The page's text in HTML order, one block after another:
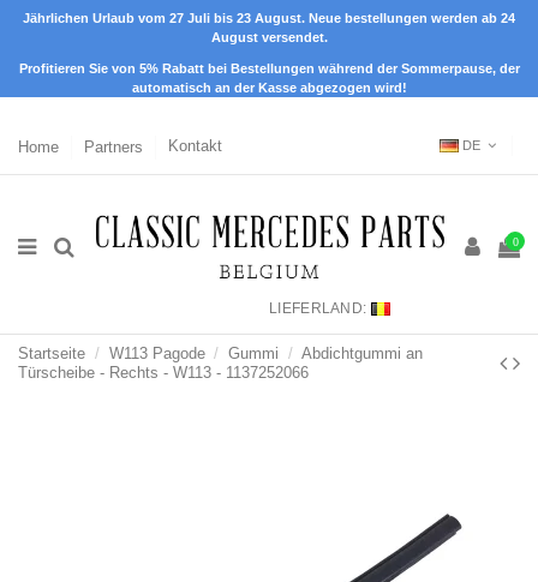
Jährlichen Urlaub vom 27 Juli bis 23 August. Neue bestellungen werden ab 24
August versendet.
Profitieren Sie von 5% Rabatt bei Bestellungen während der Sommerpause, der
automatisch an der Kasse abgezogen wird!
Home Partners Kontakt DE
0
LIEFERLAND:
Startseite W113 Pagode Gummi
Abdichtgummi an
Türscheibe - Rechts - W113 - 1137252066